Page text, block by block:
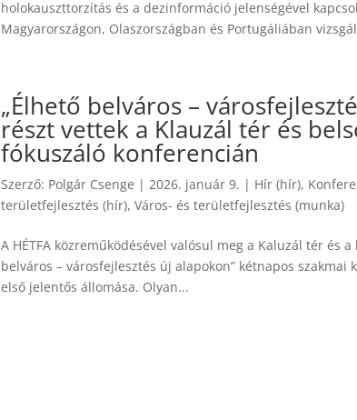
holokauszttorzítás és a dezinformáció jelenségével
Magyarországon, Olaszországban és Portugáliában
„Élhető belváros –
részt vettek a Klauzál tér és
fókuszáló konferencián
Szerző: Polgár Csenge |2026. január 9. | Hír (hír),
területfejlesztés (hír),Város- és területfejlesztés (munka)
A HÉTFA közreműködésével valósul meg a Kaluzál tér és
belváros – városfejlesztés új alapokon” kétnapos
első jelentős állomása. Olyan...